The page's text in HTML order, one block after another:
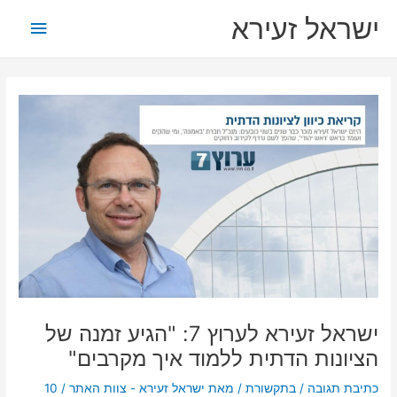
לתוכןישראל זעירא
ראשי
ישראל זעירא לערוץ 7: "הגיע זמנה של
הציונות הדתית ללמוד איך מקרבים"
כתיבת תגובה /בתקשורת / מאת ישראל זעירא - צוות האתר/
10